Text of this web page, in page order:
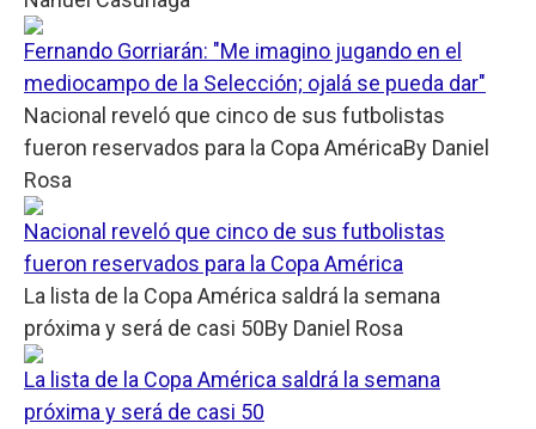
Fernando Gorriarán: "Me imagino jugando en el
mediocampo de la Selección; ojalá se pueda dar"
Nacional reveló que cinco de sus futbolistas
fueron reservados para la Copa AméricaBy Daniel
Rosa
Nacional reveló que cinco de sus futbolistas
fueron reservados para la Copa América
La lista de la Copa América saldrá la semana
próxima y será de casi 50By Daniel Rosa
La lista de la Copa América saldrá la semana
próxima y será de casi 50